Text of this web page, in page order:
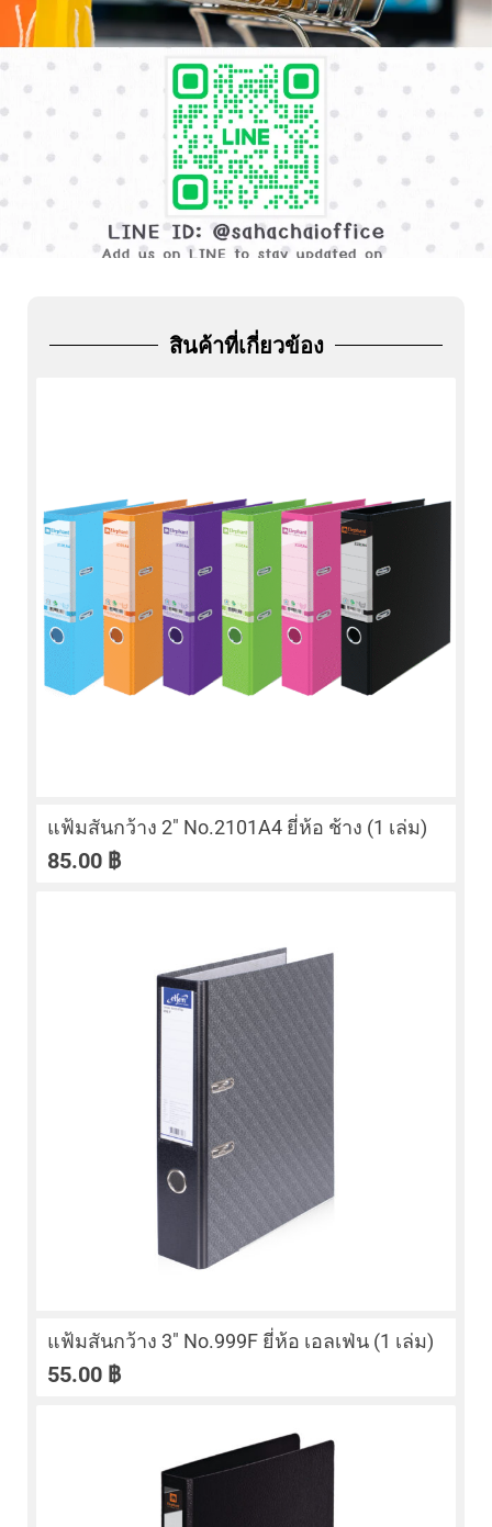
สินค้าที่เกี่ยวข้อง
แฟ้มสันกว้าง 2″ No.2101A4 ยี่ห้อ ช้าง (1 เล่ม)
85.00 ฿
แฟ้มสันกว้าง 3″ No.999F ยี่ห้อ เอลเฟ่น (1 เล่ม)
55.00 ฿